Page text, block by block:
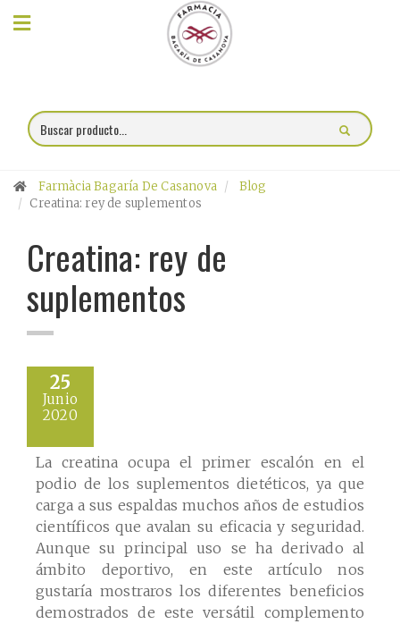
×
online
Farmacia
Blog
Charlas
Promociones
Encargo
fórmulas
Farmàcia Bagaría De Casanova
Blog
Creatina: rey de suplementos
Creatina: rey de
suplementos
25
Junio
2020
La creatina ocupa el primer escalón en el
podio de los suplementos dietéticos, ya que
carga a sus espaldas muchos años de estudios
científicos que avalan su eficacia y seguridad.
Aunque su principal uso se ha derivado al
ámbito deportivo, en este artículo nos
gustaría mostraros los diferentes beneficios
demostrados de este versátil complemento